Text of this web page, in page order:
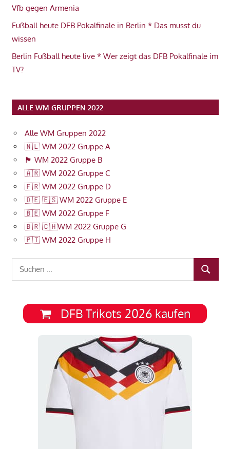
Vfb gegen Armenia
Fußball heute DFB Pokalfinale in Berlin * Das musst du
wissen
Berlin Fußball heute live * Wer zeigt das DFB Pokalfinale im
TV?
ALLE WM GRUPPEN 2022
Alle WM Gruppen 2022
🇳🇱 WM 2022 Gruppe A
🏴󠁧󠁢󠁥󠁮󠁧󠁿 WM 2022 Gruppe B
🇦🇷 WM 2022 Gruppe C
🇫🇷 WM 2022 Gruppe D
🇩🇪 🇪🇸 WM 2022 Gruppe E
🇧🇪 WM 2022 Gruppe F
🇧🇷 🇨🇭WM 2022 Gruppe G
🇵🇹 WM 2022 Gruppe H
Suchen
SUCHEN
DFB Trikots 2026 kaufen